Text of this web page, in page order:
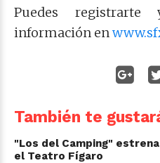
Puedes
información en
También te
"Los del Camping"
el Teatro Fígaro